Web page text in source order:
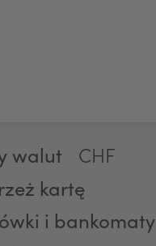
walut CHF
AED
kartę
i bankomaty